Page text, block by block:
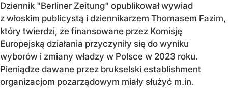
Dziennik "Berliner Zeitung" opublikował wywiad
z włoskim publicystą i dziennikarzem Thomasem Fazim,
który twierdzi, że finansowane przez Komisję
Europejską działania przyczyniły się do wyniku
wyborów i zmiany władzy w Polsce w 2023 roku.
Pieniądze dawane przez brukselski establishment
organizacjom pozarządowym miały służyć m.in.